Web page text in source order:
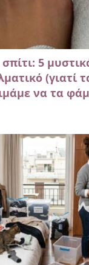
5
(γιατί
να τα